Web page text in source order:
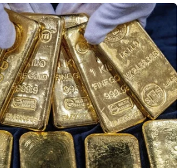
danh: Mua bán, tàng trữ trái
Tàng trữ trái phép vũ khí
giấu tội phạm.
xét xử sơ thẩm giai đoạn 2 sẽ
30/12/2016./.
(TTXVN/Vietnam+)